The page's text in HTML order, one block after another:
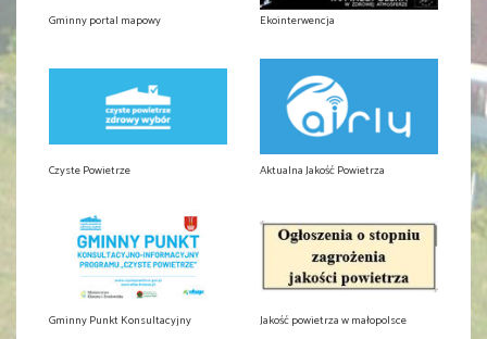
Gminny portal mapowy Ekointerwencja
Czyste Powietrze Aktualna Jakość Powietrza
Gminny Punkt Konsultacyjny Jakość powietrza w małopolsce